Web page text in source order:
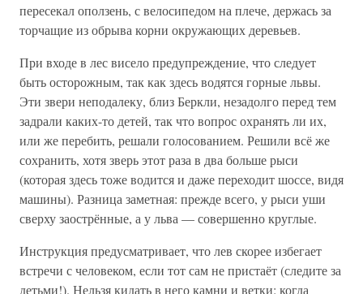
пересекал оползень, с велосипедом на плече, держась за
торчащие из обрыва корни окружающих деревьев.
При входе в лес висело предупреждение, что следует
быть осторожным, так как здесь водятся горные львы.
Эти звери неподалеку, близ Беркли, незадолго перед тем
задрали каких-то детей, так что вопрос охранять ли их,
или же перебить, решали голосованием. Решили всё же
сохранить, хотя зверь этот раза в два больше рыси
(которая здесь тоже водится и даже переходит шоссе, видя
машины). Разница заметная: прежде всего, у рыси уши
сверху заострённые, а у льва — совершенно круглые.
Инструкция предусматривает, что лев скорее избегает
встречи с человеком, если тот сам не пристаёт (следите за
детьми!). Нельзя кидать в него камни и ветки: когда